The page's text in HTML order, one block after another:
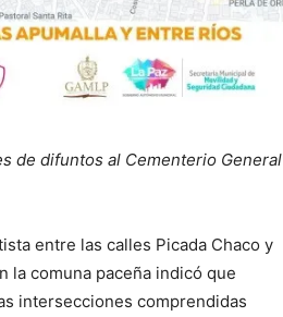
de difuntos al Cementerio General
entre las calles Picada Chaco y
la comuna paceña indicó que
intersecciones comprendidas